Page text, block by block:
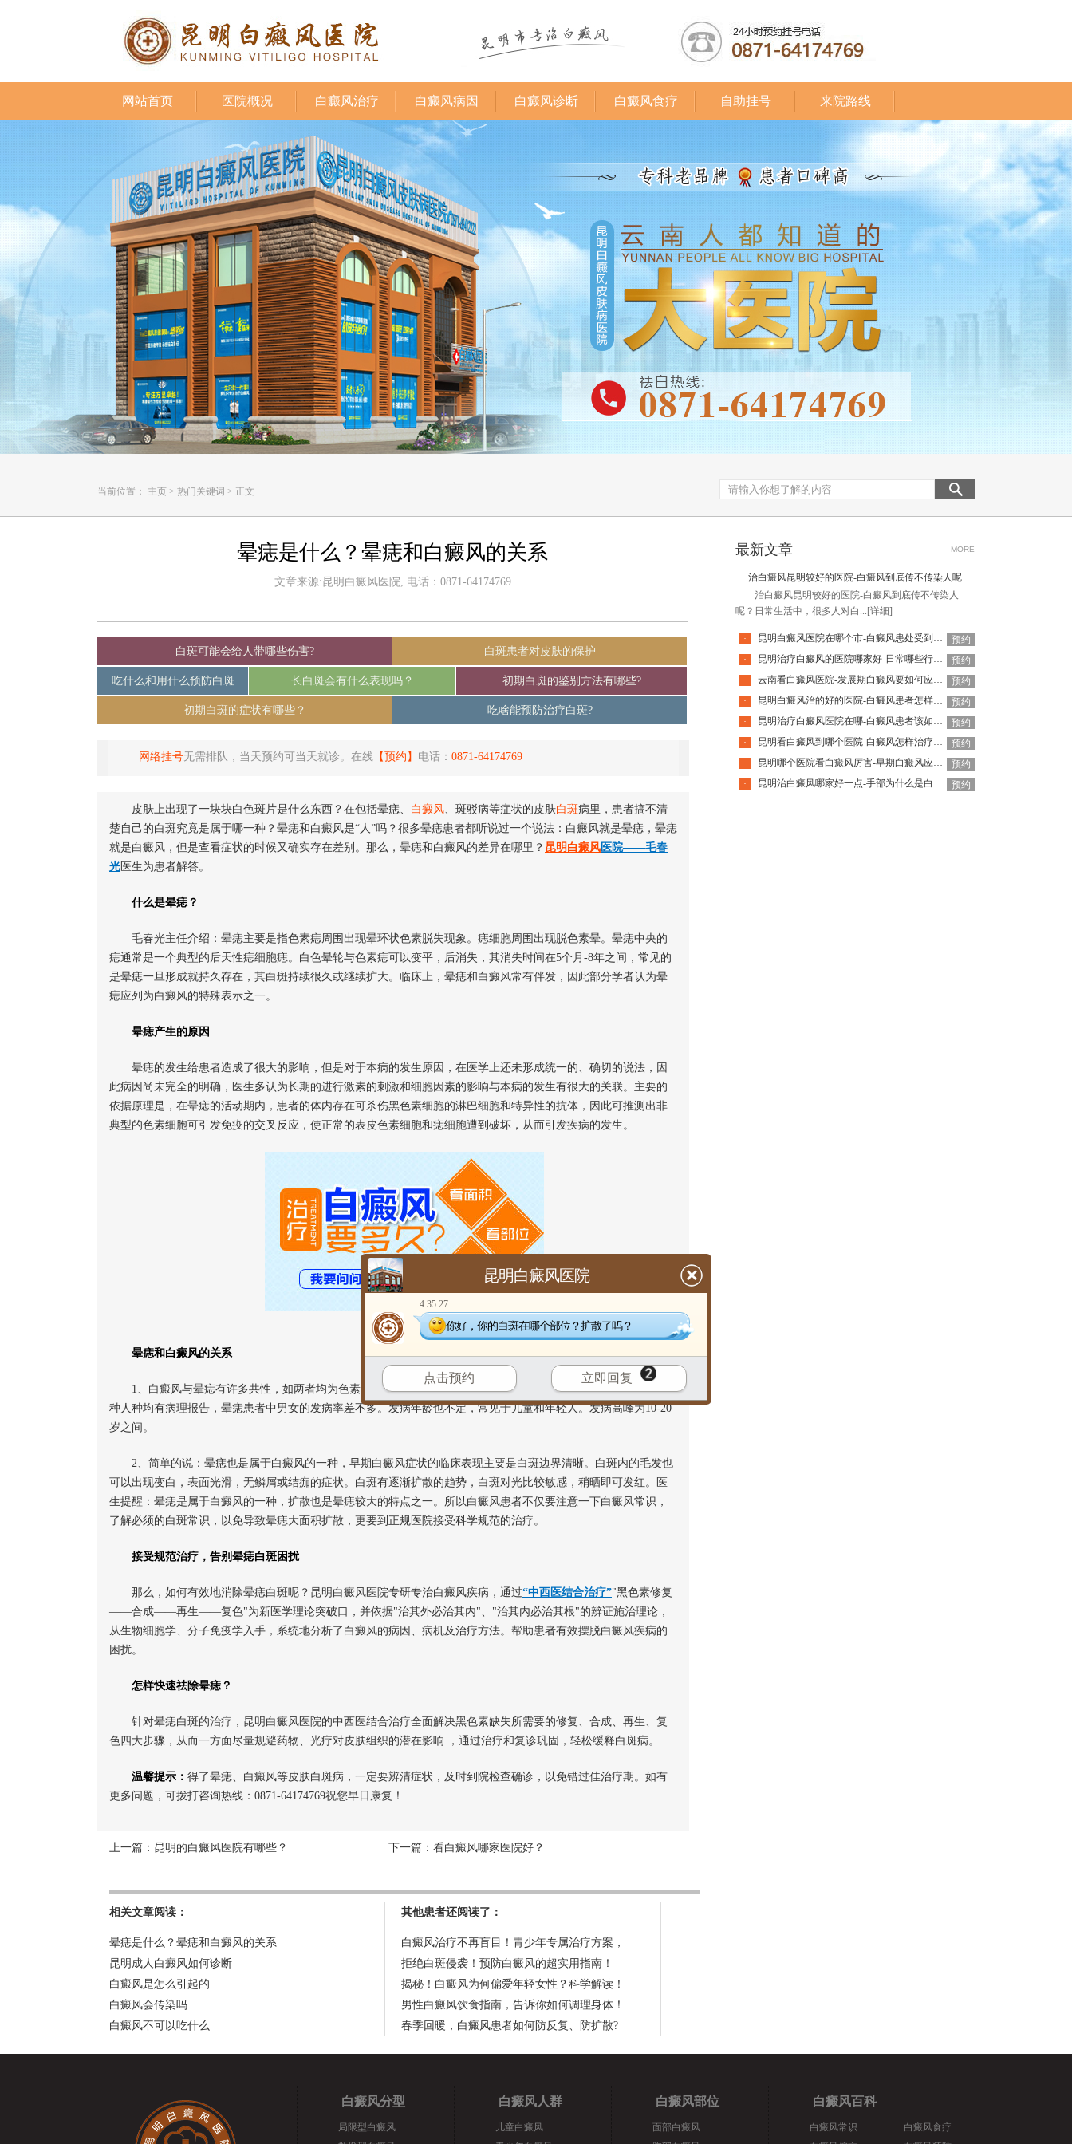
网站首页 医院概况 白癜风治疗 白癜风病因 白癜风诊断 白癜风食疗 自助挂号 来院路线
当前位置： 主页 > 热门关键词 > 正文
晕痣是什么？晕痣和白癜风的关系
文章来源:昆明白癜风医院, 电话：0871-64174769
白斑可能会给人带哪些伤害? 白斑患者对皮肤的保护
吃什么和用什么预防白斑 长白斑会有什么表现吗？ 初期白斑的鉴别方法有哪些?
初期白斑的症状有哪些？ 吃啥能预防治疗白斑?
网络挂号无需排队，当天预约可当天就诊。在线 【预约】 电话： 0871-64174769
皮肤上出现了一块块白色斑片是什么东西？在包括晕痣、 白癜风、斑驳病等症状的皮肤白斑病里，患者搞不清
楚自己的白斑究竟是属于哪一种？晕痣和白癜风是“人”吗？很多晕痣患者都听说过一个说法：白癜风就是晕痣，晕痣
就是白癜风，但是查看症状的时候又确实存在差别。那么，晕痣和白癜风的差异在哪里？ 昆明白癜风医院——毛春
光 医生为患者解答。
什么是晕痣？
毛春光主任介绍：晕痣主要是指色素痣周围出现晕环状色素脱失现象。痣细胞周围出现脱色素晕。晕痣中央的
痣通常是一个典型的后天性痣细胞痣。白色晕轮与色素痣可以变平，后消失，其消失时间在5个月-8年之间，常见的
是晕痣一旦形成就持久存在，其白斑持续很久或继续扩大。临床上，晕痣和白癜风常有伴发，因此部分学者认为晕
痣应列为白癜风的特殊表示之一。
晕痣产生的原因
晕痣的发生给患者造成了很大的影响，但是对于本病的发生原因，在医学上还未形成统一的、确切的说法，因
此病因尚未完全的明确，医生多认为长期的进行激素的刺激和细胞因素的影响与本病的发生有很大的关联。主要的
依据原理是，在晕痣的活动期内，患者的体内存在可杀伤黑色素细胞的淋巴细胞和特异性的抗体，因此可推测出非
典型的色素细胞可引发免疫的交叉反应，使正常的表皮色素细胞和痣细胞遭到破坏，从而引发疾病的发生。
晕痣和白癜风的关系
1、白癜风与晕痣有许多共性，如两者均为色素脱失斑，病理上都存在黑素细胞破坏，均和免疫异常有关等。各
种人种均有病理报告，晕痣患者中男女的发病率差不多。发病年龄也不定，常见于儿童和年轻人。发病高峰为10-20
岁之间。
2、简单的说：晕痣也是属于白癜风的一种，早期白癜风症状的临床表现主要是白斑边界清晰。白斑内的毛发也
可以出现变白，表面光滑，无鳞屑或结痂的症状。白斑有逐渐扩散的趋势，白斑对光比较敏感，稍晒即可发红。医
生提醒：晕痣是属于白癜风的一种，扩散也是晕痣较大的特点之一。所以白癜风患者不仅要注意一下白癜风常识，
了解必须的白斑常识，以免导致晕痣大面积扩散，更要到正规医院接受科学规范的治疗。
接受规范治疗，告别晕痣白斑困扰
那么，如何有效地消除晕痣白斑呢？昆明白癜风医院专研专治白癜风疾病，通过“中西医结合治疗”"黑色素修复
——合成——再生——复色"为新医学理论突破口，并依据"治其外必治其内"、"治其内必治其根"的辨证施治理论，
从生物细胞学、分子免疫学入手，系统地分析了白癜风的病因、病机及治疗方法。帮助患者有效摆脱白癜风疾病的
困扰。
怎样快速祛除晕痣？
针对晕痣白斑的治疗，昆明白癜风医院的中西医结合治疗全面解决黑色素缺失所需要的修复、合成、再生、复
色四大步骤，从而一方面尽量规避药物、光疗对皮肤组织的潜在影响 ，通过治疗和复诊巩固，轻松缓释白斑病。
温馨提示： 得了晕痣、白癜风等皮肤白斑病，一定要辨清症状，及时到院检查确诊，以免错过佳治疗期。如有
更多问题，可拨打咨询热线：0871-64174769祝您早日康复！
上一篇： 昆明的白癜风医院有哪些？ 下一篇： 看白癜风哪家医院好？
相关文章阅读：
晕痣是什么？晕痣和白癜风的关系
昆明成人白癜风如何诊断
白癜风是怎么引起的
白癜风会传染吗
白癜风不可以吃什么
其他患者还阅读了：
白癜风治疗不再盲目！青少年专属治疗方案，
拒绝白斑侵袭！预防白癜风的超实用指南！
揭秘！白癜风为何偏爱年轻女性？科学解读！
男性白癜风饮食指南，告诉你如何调理身体！
春季回暖，白癜风患者如何防反复、防扩散?
最新文章 MORE
治白癜风昆明较好的医院-白癜风到底传不传染人呢
治白癜风昆明较好的医院-白癜风到底传不传染人
呢？日常生活中，很多人对白... [详细]
· 昆明白癜风医院在哪个市-白癜风患处受到外伤该怎么办
预约
·
昆明治疗白癜风的医院哪家好-日常哪些行为会加重白癜风
预约
·
云南看白癜风医院-发展期白癜风要如何应对呢
预约
·
昆明白癜风治的好的医院-白癜风患者怎样应对心理压力
预约
·
昆明治疗白癜风医院在哪-白癜风患者该如何提高睡眠质量
预约
·
昆明看白癜风到哪个医院-白癜风怎样治疗省钱呢
预约
·
昆明哪个医院看白癜风厉害-早期白癜风应该如何应对呢
预约
·
昆明治白癜风哪家好一点-手部为什么是白癜风的重灾区 预约
白癜风分型
局限型白癜风
白癜风人群
儿童白癜风
白癜风部位
面部白癜风
白癜风百科
白癜风常识
白癜风食疗
昆明白癜风医院
4:35:27
你好，你的白斑在哪个部位？扩散了吗？
点击预约 立即回复